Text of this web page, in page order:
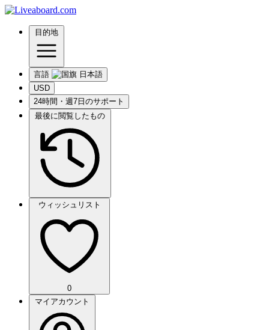
目的地
言語
USD
24時間・週7日のサポート
最後に閲覧したもの
ウィッシュリスト
0
マイアカウント